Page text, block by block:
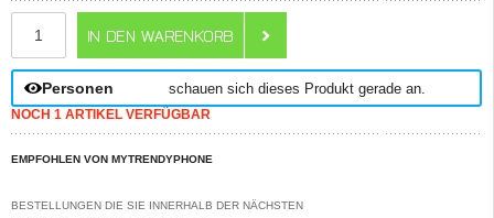
Personen schauen sich dieses Produkt gerade an.
NOCH 1 ARTIKEL VERFÜGBAR
EMPFOHLEN VON MYTRENDYPHONE
BESTELLUNGEN DIE SIE INNERHALB DER NÄCHSTEN